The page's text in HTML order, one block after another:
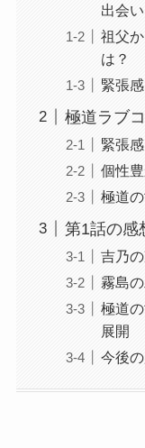
出会い
祖父
は？
緊張
極道ラブ
緊張
個性
極道
第1話の感
吉乃
霧島
極道
展開
今後